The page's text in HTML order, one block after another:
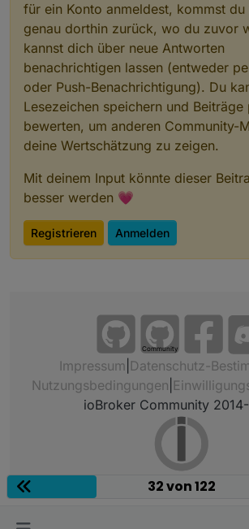
für ein Konto anmeldest, kommst du
genau dorthin zurück, wo du zuvor
kannst dich über neue Antworten
benachrichtigen lassen (entweder
oder Push-Benachrichtigung). Du
Lesezeichen speichern und Beiträge
bewerten, um anderen Community-
deine Wertschätzung zu zeigen.
Mit deinem Input könnte dieser
besser werden 💗
Registrieren Anmelden
Community
Impressum Datenschutz-
Nutzungsbedingungen
ioBroker Community
32 von 122